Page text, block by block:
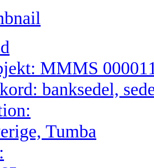
MMMS
banksedel,
Tumba